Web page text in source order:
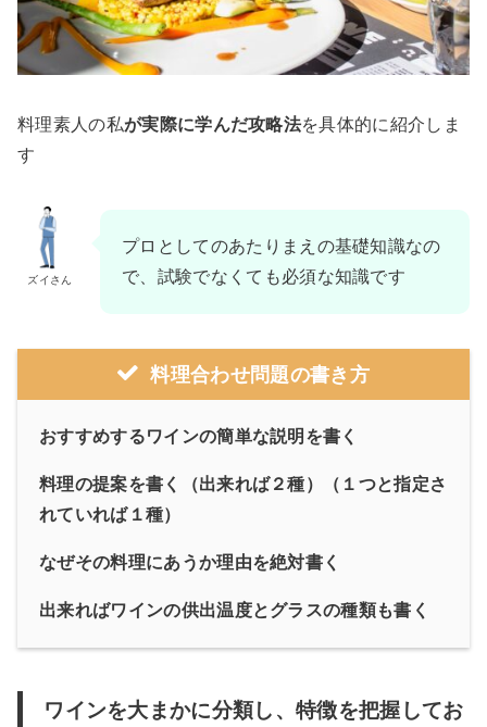
料理素人の私が実際に学んだ攻略法を具体的に紹介しま
す
ズイさん
プロとしてのあたりまえの基礎知識なの
で、試験でなくても必須な知識です
料理合わせ問題の書き方
おすすめするワインの簡単な説明を書く
料理の提案を書く（出来れば２種）（１つと指定さ
れていれば１種）
なぜその料理にあうか理由を絶対書く
出来ればワインの供出温度とグラスの種類も書く
ワインを大まかに分類し、特徴を把握してお